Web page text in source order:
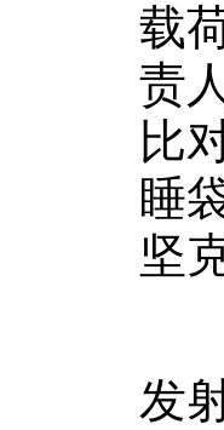
载
责
比
睡
坚
4
发